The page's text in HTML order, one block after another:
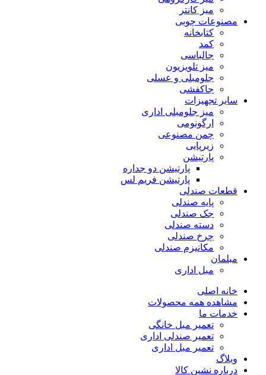
میز کانتر
مصنوعات چوبی
کتابخانه
کمد
جالباسی
میز تلویزیون
جلومبلی و عسلی
جاکفشی
سایر تجهیزات
میز جلومبلی اداری
ارگونومی
چمن مصنوعی
زیرپایی
پارتیشن
پارتیشن دو جداره
پارتیشن فریم لس
قطعات صندلی
پایه صندلی
جک صندلی
دسته صندلی
چرخ صندلی
مکانیزم صندلی
مبلمان
مبل اداری
خانه اصلی
مشاهده همه محصولات
خدمات ما
تعمیر مبل خانگی
تعمیر صندلی اداری
تعمیر مبل اداری
وبلاگ
درباره نشین کالا